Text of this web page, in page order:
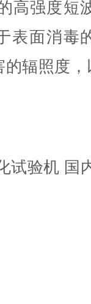
高强度短
表面消毒
辐照度